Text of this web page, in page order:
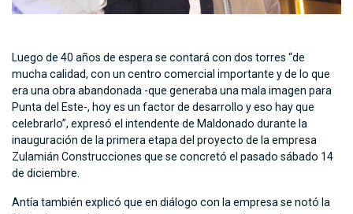
Luego de 40 años de espera se contará con dos torres “de
mucha calidad, con un centro comercial importante y de lo que
era una obra abandonada -que generaba una mala imagen para
Punta del Este-, hoy es un factor de desarrollo y eso hay que
celebrarlo”, expresó el intendente de Maldonado durante la
inauguración de la primera etapa del proyecto de la empresa
Zulamián Construcciones que se concretó el pasado sábado 14
de diciembre.
Antía también explicó que en diálogo con la empresa se notó la